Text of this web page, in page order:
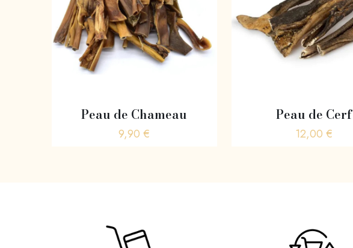
Peau de Chameau
9,90€
Peau de Cerf
12,00€